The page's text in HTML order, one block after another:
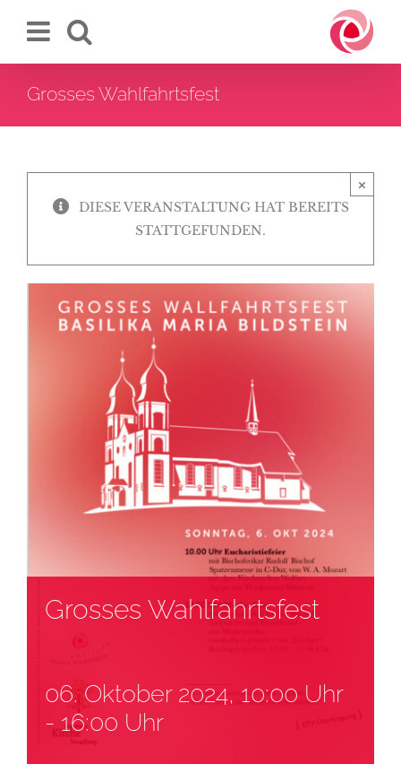
Inhalt
Grosses Wahlfahrtsfest
×
DIESE VERANSTALTUNG HAT BEREITS
STATTGEFUNDEN.
Grosses Wahlfahrtsfest
06. Oktober 2024, 10:00 Uhr
- 16:00 Uhr